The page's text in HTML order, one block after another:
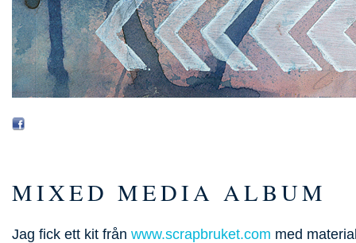
MIXED MEDIA ALBUM
Jag fick ett kit från www.scrapbruket.com med